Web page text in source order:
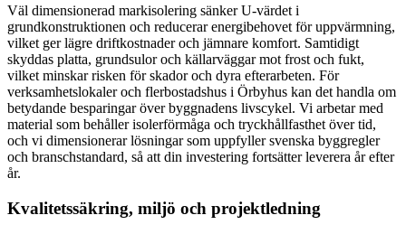
Väl dimensionerad markisolering sänker U-värdet i
grundkonstruktionen och reducerar energibehovet för uppvärmning,
vilket ger lägre driftkostnader och jämnare komfort. Samtidigt
skyddas platta, grundsulor och källarväggar mot frost och fukt,
vilket minskar risken för skador och dyra efterarbeten. För
verksamhetslokaler och flerbostadshus i Örbyhus kan det handla om
betydande besparingar över byggnadens livscykel. Vi arbetar med
material som behåller isolerförmåga och tryckhållfasthet över tid,
och vi dimensionerar lösningar som uppfyller svenska byggregler
och branschstandard, så att din investering fortsätter leverera år efter
år.
Kvalitetssäkring, miljö och projektledning